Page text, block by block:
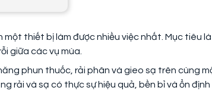
thiết bị làm được nhiều việc nhất. Mục tiêu
giữa các vụ mùa.
phun thuốc, rải phân và gieo sạ trên cùng
rải và sạ có thực sự hiệu quả, bền bỉ và ổn định